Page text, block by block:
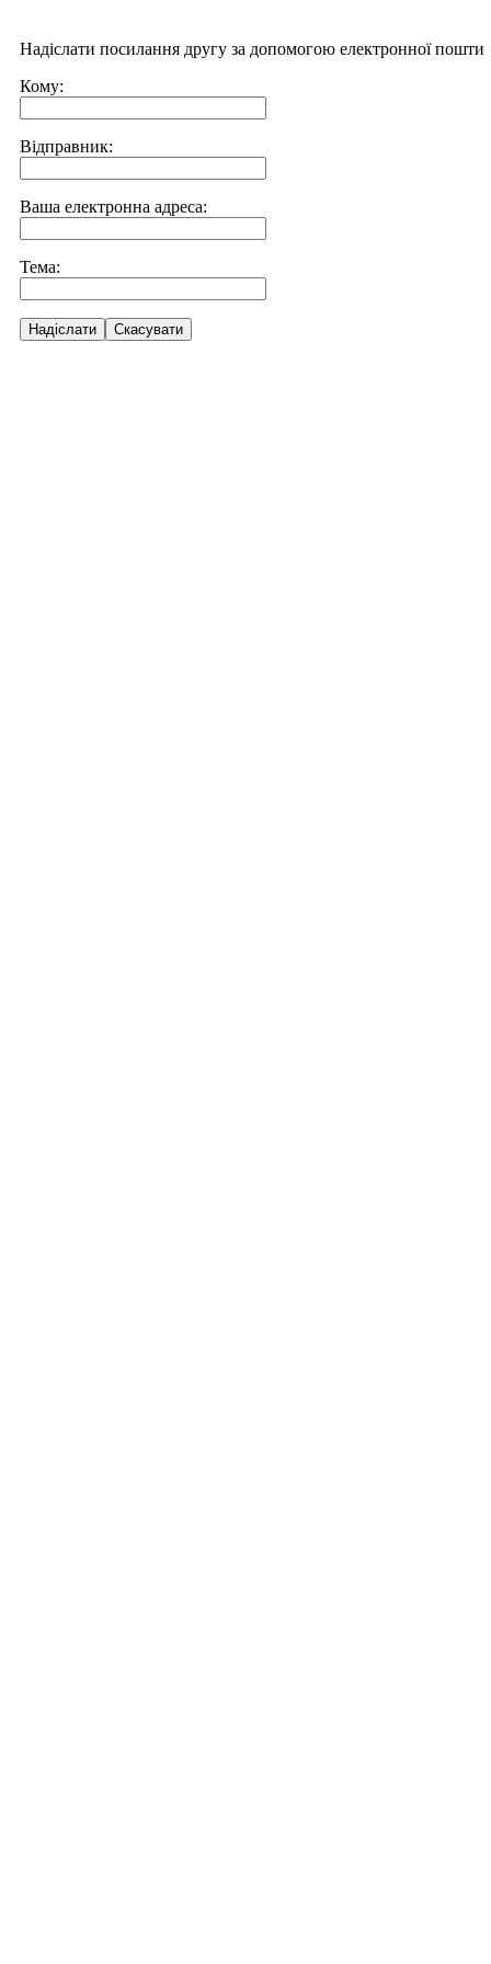
Надіслати посилання другу за допомогою електронної пошти
Кому:
Відправник:
Ваша електронна адреса:
Тема:
Надіслати Скасувати